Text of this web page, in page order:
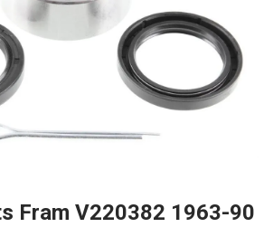
Fram V220382 1963-90